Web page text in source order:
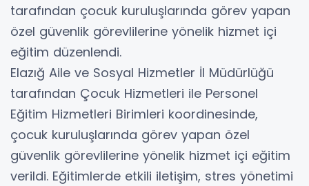
tarafından çocuk kuruluşlarında görev yapan
özel güvenlik görevlilerine yönelik hizmet içi
eğitim düzenlendi.
Elazığ Aile ve Sosyal Hizmetler İl Müdürlüğü
tarafından Çocuk Hizmetleri ile Personel
Eğitim Hizmetleri Birimleri koordinesinde,
çocuk kuruluşlarında görev yapan özel
güvenlik görevlilerine yönelik hizmet içi eğitim
verildi. Eğitimlerde etkili iletişim, stres yönetimi